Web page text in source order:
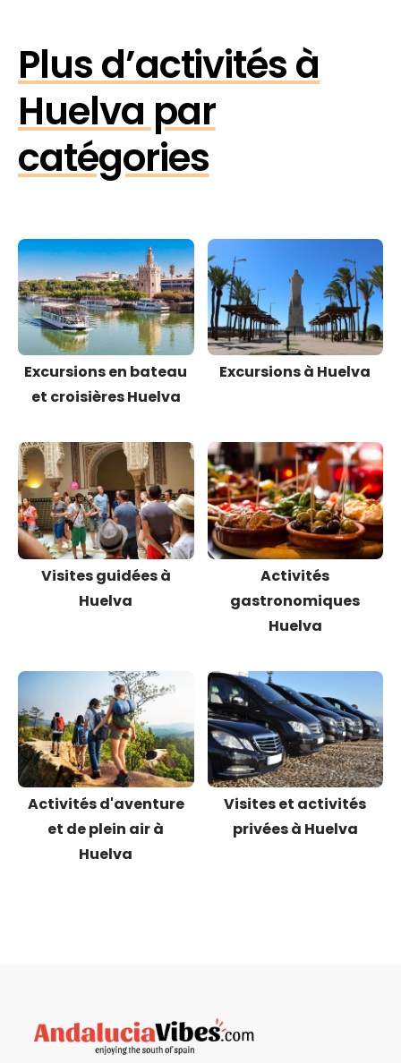
Plus d’activités à
Huelva par
catégories
Excursions en bateau
et croisières Huelva
Excursions à Huelva
Visites guidées à
Huelva
Activités
gastronomiques
Huelva
Activités d'aventure
et de plein air à
Huelva
Visites et activités
privées à Huelva